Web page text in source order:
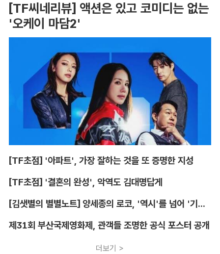
[TF씨네리뷰] 액션은 있고 코미디는 없는
'오케이 마담2'
[TF초점] '아파트', 가장 잘하는 것을 또 증명한 지성
[TF초점] '결혼의 완성', 악역도 김대명답게
[김샛별의 별별노트] 양세종의 로코, '역시'를 넘어 '기대 이상'
제31회 부산국제영화제, 관객들 조명한 공식 포스터 공개
더보기 >